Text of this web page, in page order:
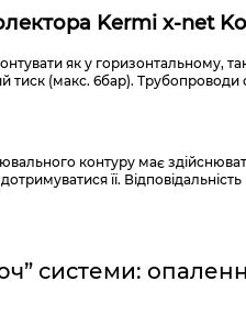
Kermi x-net
як у горизонтальному,
тиск (макс. 6бар). Трубопроводи
контуру має
її.
системи: